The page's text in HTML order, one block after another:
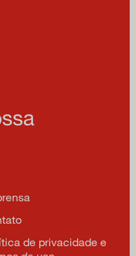
de privacidade e